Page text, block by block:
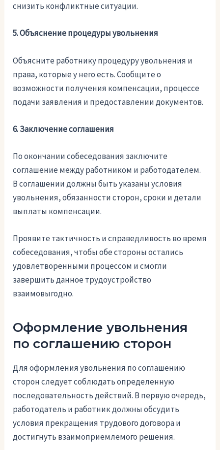
снизить конфликтные ситуации.
5. Объяснение процедуры увольнения
Объясните работнику процедуру увольнения и
права, которые у него есть. Сообщите о
возможности получения компенсации, процессе
подачи заявления и предоставлении документов.
6. Заключение соглашения
По окончании собеседования заключите
соглашение между работником и работодателем.
В соглашении должны быть указаны условия
увольнения, обязанности сторон, сроки и детали
выплаты компенсации.
Проявите тактичность и справедливость во время
собеседования, чтобы обе стороны остались
удовлетворенными процессом и смогли
завершить данное трудоустройство
взаимовыгодно.
Оформление увольнения
по соглашению сторон
Для оформления увольнения по соглашению
сторон следует соблюдать определенную
последовательность действий. В первую очередь,
работодатель и работник должны обсудить
условия прекращения трудового договора и
достигнуть взаимоприемлемого решения.